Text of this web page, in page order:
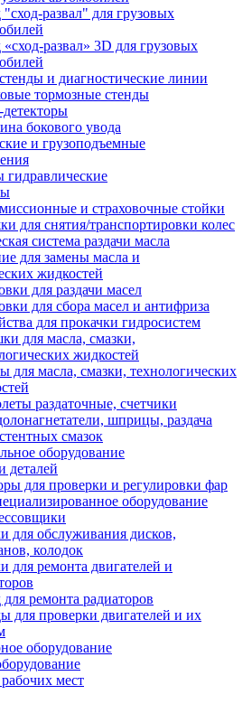
развал" для грузовых
развал» 3D для грузовых
и диагностические линии
тормозные стенды
бокового увода
и грузоподъемные
гидравлические
и страховочные стойки
для снятия/транспортировки колес
система раздачи масла
для замены масла и
жидкостей
для раздачи масел
для сбора масел и антифриза
для прокачки гидросистем
для масла, смазки,
жидкостей
для масла, смазки, технологических
раздаточные, счетчики
шприцы, раздача
смазок
оборудование
деталей
для проверки и регулировки фар
оборудование
для обслуживания дисков,
колодок
для ремонта двигателей и
ремонта радиаторов
для проверки двигателей и их
оборудование
мест